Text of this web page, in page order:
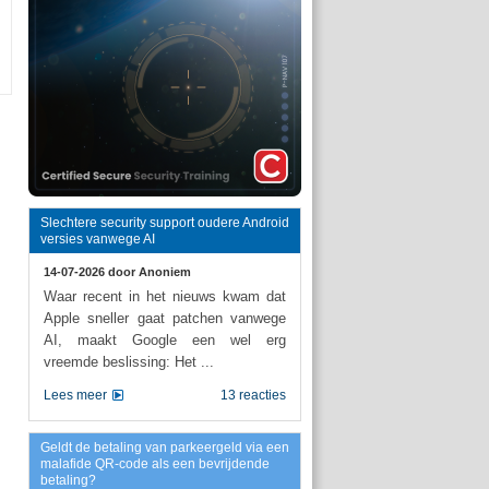
Slechtere security support oudere Android
versies vanwege AI
14-07-2026 door Anoniem
Waar recent in het nieuws kwam dat
Apple sneller gaat patchen vanwege
AI, maakt Google een wel erg
vreemde beslissing: Het ...
13 reacties
Lees meer
Geldt de betaling van parkeergeld via een
malafide QR-code als een bevrijdende
betaling?